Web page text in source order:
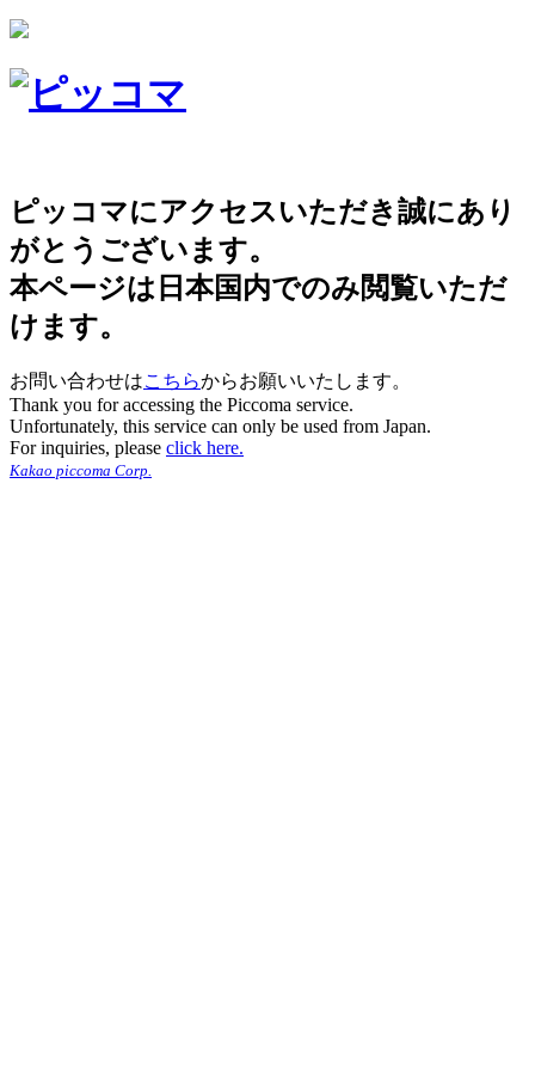
ピッコマにアクセスいただき誠にあり
がとうございます。
本ページは日本国内でのみ閲覧いただ
けます。
お問い合わせはこちらからお願いいたします。
Thank you for accessing the Piccoma service.
Unfortunately, this service can only be used from Japan.
For inquiries, please click here.
Kakao piccoma Corp.